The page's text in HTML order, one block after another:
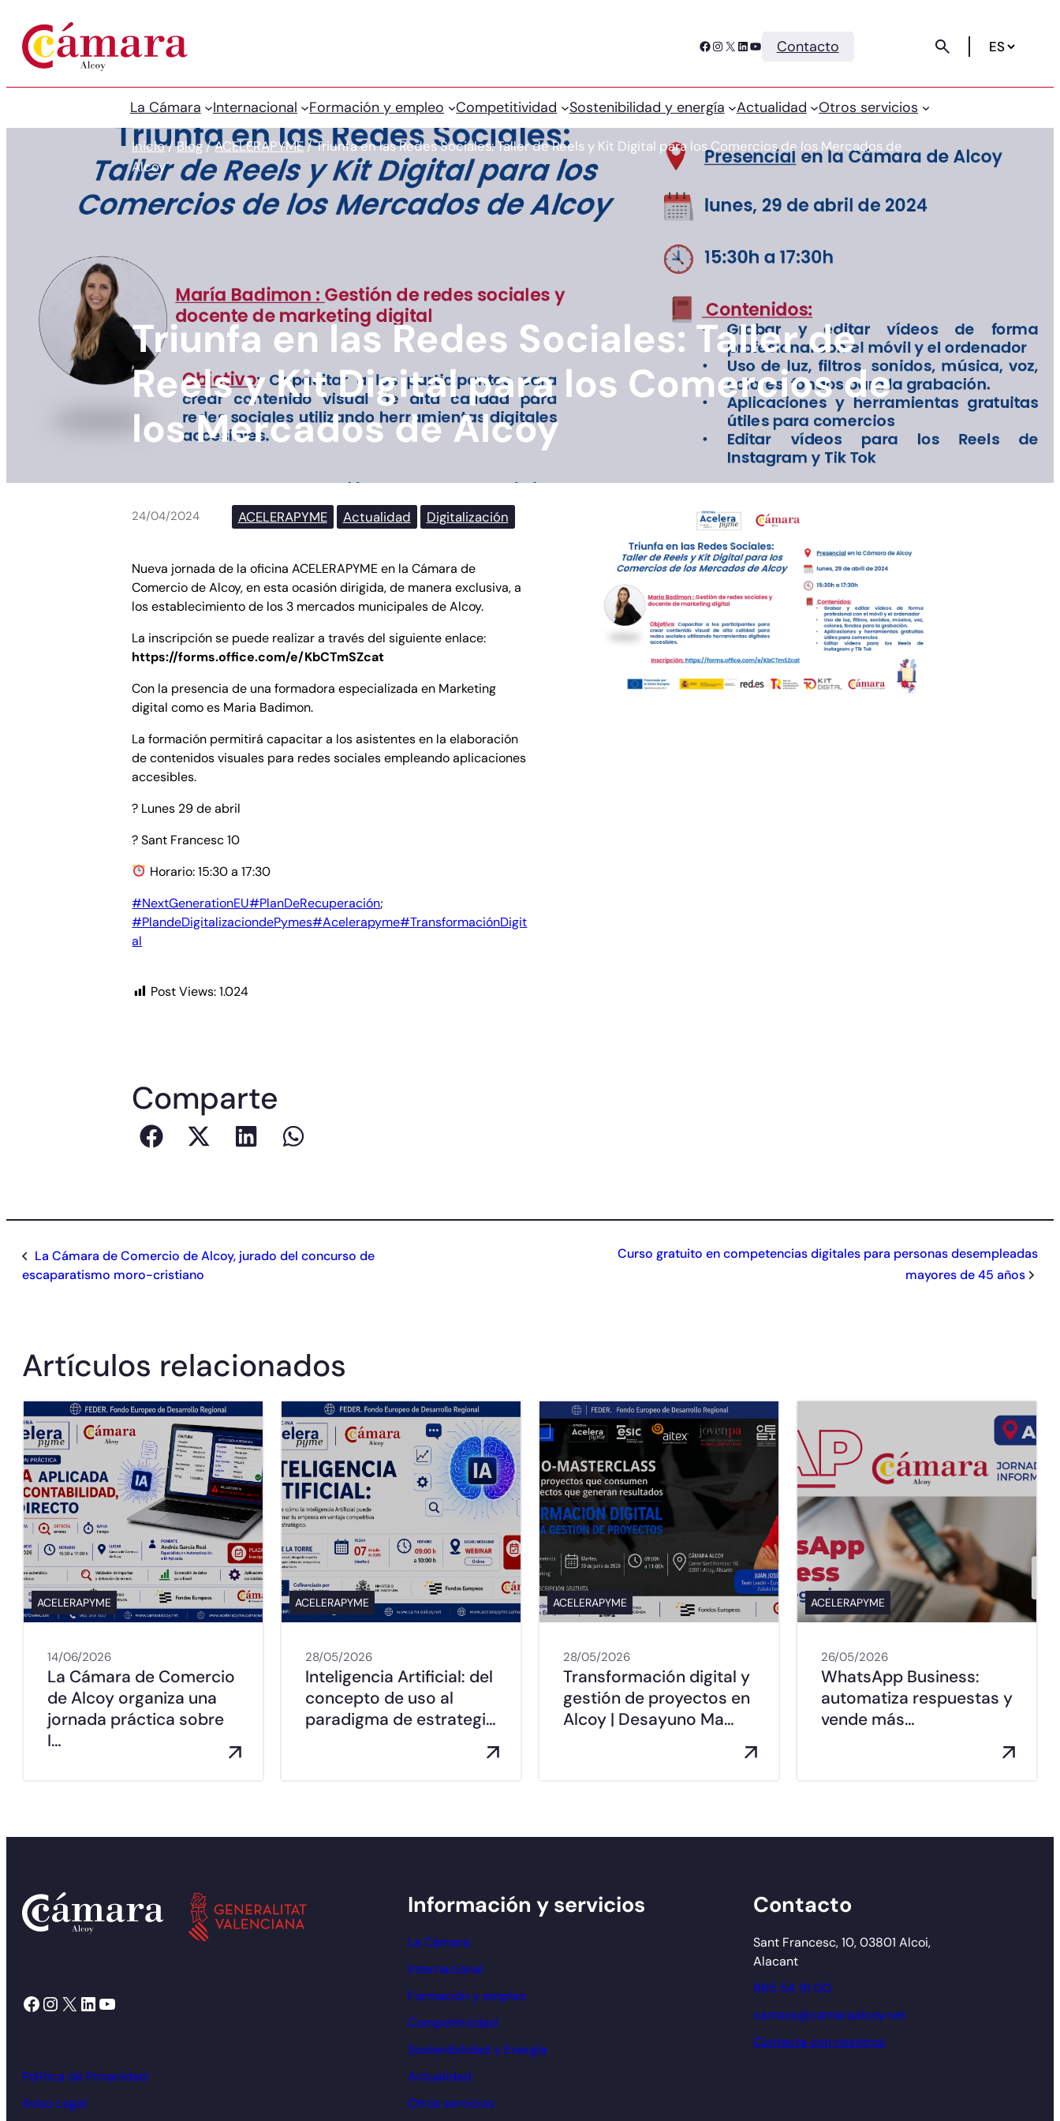
Facebook Instagram X LinkedIn YouTube Contacto
La Cámara Internacional Formación y empleo Competitividad Sostenibilidad y energía Actualidad Otros servicios
Inicio/Blog/ACELERAPYME/Triunfa en las Redes Sociales: Taller de Reels y Kit Digital para los Comercios de los Mercados de
Alcoy
Triunfa en las Redes Sociales: Taller de
Reels y Kit Digital para los Comercios de
los Mercados de Alcoy
24/04/2024 ACELERAPYME Actualidad Digitalización
Nueva jornada de la oficina ACELERAPYME en la Cámara de
Comercio de Alcoy, en esta ocasión dirigida, de manera exclusiva, a
los establecimiento de los 3 mercados municipales de Alcoy.
La inscripción se puede realizar a través del siguiente enlace:
https://forms.office.com/e/KbCTmSZcat
Con la presencia de una formadora especializada en Marketing
digital como es Maria Badimon.
La formación permitirá capacitar a los asistentes en la elaboración
de contenidos visuales para redes sociales empleando aplicaciones
accesibles.
? Lunes 29 de abril
? Sant Francesc 10
Horario: 15:30 a 17:30
#NextGenerationEU#PlanDeRecuperación;
#PlandeDigitalizaciondePymes#Acelerapyme#TransformaciónDigit
al
Post Views: 1.024
Comparte
La Cámara de Comercio de Alcoy, jurado del concurso de
escaparatismo moro-cristiano
Curso gratuito en competencias digitales para personas desempleadas
mayores de 45 años
Artículos relacionados
ACELERAPYME
14/06/2026
La Cámara de Comercio
de Alcoy organiza una
jornada práctica sobre
I…
ACELERAPYME
28/05/2026
Inteligencia Artificial: del
concepto de uso al
paradigma de estrategi…
ACELERAPYME
28/05/2026
Transformación digital y
gestión de proyectos en
Alcoy | Desayuno Ma…
ACELERAPYME
26/05/2026
WhatsApp Business:
automatiza respuestas y
vende más…
Facebook Instagram X LinkedIn YouTube
Política de Privacidad
Aviso Legal
Información y servicios
La Cámara
Internacional
Formación y empleo
Competitividad
Sostenibilidad y Energía
Actualidad
Otros servicios
Contacto
Sant Francesc, 10, 03801 Alcoi,
Alacant
965 54 91 00
camara@camaraalcoy.net
Contacta con nosotros